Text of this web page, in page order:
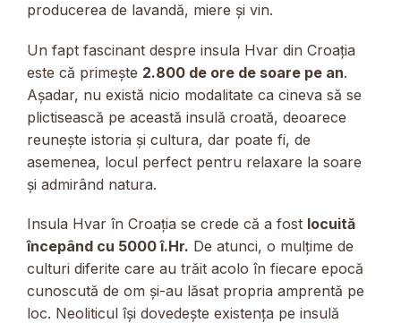
producerea de lavandă, miere și vin.
Un fapt fascinant despre insula Hvar din Croația
este că primește 2.800 de ore de soare pe an.
Așadar, nu există nicio modalitate ca cineva să se
plictisească pe această insulă croată, deoarece
reunește istoria și cultura, dar poate fi, de
asemenea, locul perfect pentru relaxare la soare
și admirând natura.
Insula Hvar în Croația se crede că a fost locuită
începând cu 5000 î.Hr. De atunci, o mulțime de
culturi diferite care au trăit acolo în fiecare epocă
cunoscută de om și-au lăsat propria amprentă pe
loc. Neoliticul își dovedește existența pe insulă